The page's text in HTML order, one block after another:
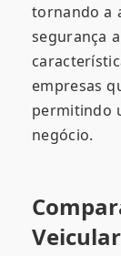
tornando a
segurança
empresas
permitindo
negócio.